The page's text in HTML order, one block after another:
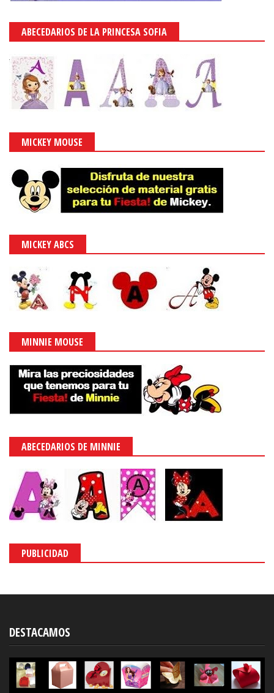
ABECEDARIOS DE LA PRINCESA SOFIA
MICKEY MOUSE
MICKEY ABCS
MINNIE MOUSE
ABECEDARIOS DE MINNIE
PUBLICIDAD
DESTACAMOS